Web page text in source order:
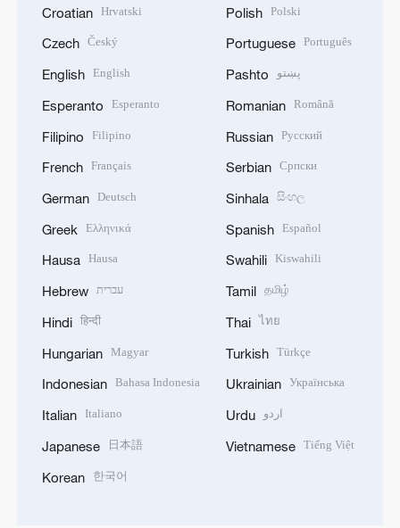
Croatian Hrvatski
Czech Český
English English
Esperanto Esperanto
Filipino Filipino
French Français
German Deutsch
Greek Ελληνικά
Hausa Hausa
Hebrew עברית
Hindi हिन्दी
Hungarian Magyar
Indonesian Bahasa Indonesia
Italian Italiano
Japanese 日本語
Korean 한국어
Polish Polski
Portuguese Português
Pashto پښتو
Romanian Română
Russian Русский
Serbian Српски
Sinhala සිංහල
Spanish Español
Swahili Kiswahili
Tamil தமிழ்
Thai ไทย
Turkish Türkçe
Ukrainian Українська
Urdu اردو
Vietnamese Tiếng Việt